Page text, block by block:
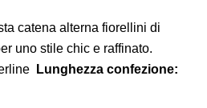
catena alterna fiorellini di
uno stile chic e raffinato.
Lunghezza confezione: